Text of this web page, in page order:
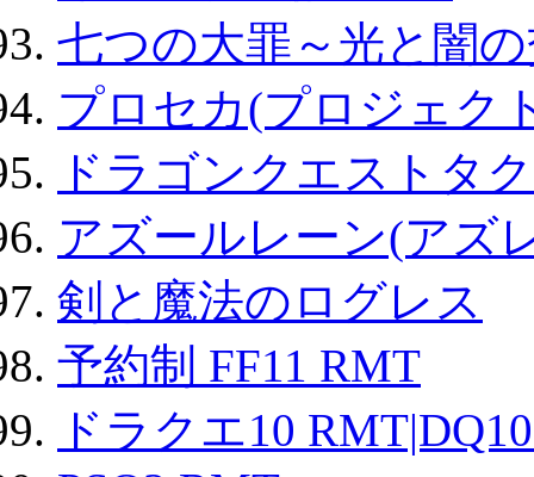
七つの大罪～光と闇
プロセカ(プロジェク
ドラゴンクエストタ
アズールレーン(アズ
剣と魔法のログレス
予約制 FF11 RMT
ドラクエ10